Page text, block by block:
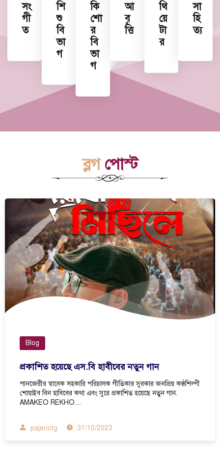
সং
গী
ত
শি
শু
বি
ভা
গ
কি
শো
র
বি
ভা
গ
আ
বৃ
ত্তি
থি
য়ে
টা
র
সা
হি
ত্য
ব্লগপোস্ট
Blog
প্রকাশিত হয়েছে এস.বি হাবীবের নতুন গান
পানজেরীর স্বাবেক সহকারি পরিচালক গীতিকার সুরকার জনপ্রিয় কণ্ঠশিল্পী
শোয়াইব বিন হাবিবের কথা এবং সুরে প্রকাশিত হয়েছে নতুন গান.
AMAKEO REKHO…
pajerictg 31/10/2023